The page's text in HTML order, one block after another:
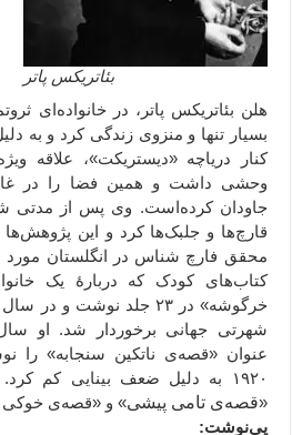
بئاتریکس پاتر
هلن بئاتریکس پاتر، در خانواده‌ای
بسیار تنها و منزوی زندگی کرد و به
کنار دریاچه «دیستریکت»، علاقه
وحشی داشت و همین فضا را در
جاودان کرده‌است. وی پس از مدتی
قارچ‌ها و جلبک‌ها کرد و این پژوهش‌ها
محقق فارچ شناس در انگلستان مورد
کتاب‌های کودک که دربارهٔ یک
عنوان «قصه‌ی ناتکین سنجابه» را
۱۹۲۰ به دلیل ضعف بینایی کم
«قصه‌ی تامی پیشی» و «قصه‌ی خوکی
پی‌نوشت: